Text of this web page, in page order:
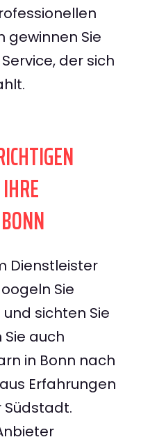
gewinnen Sie
der sich
Dienstleister
Sie
sichten Sie
auch
in Bonn nach
Erfahrungen
Südstadt.